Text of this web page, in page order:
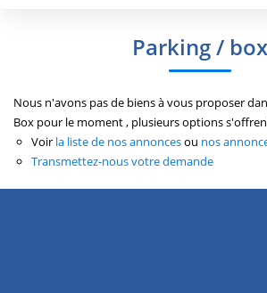
Qui Sommes Nous
Nos Actualités
Budget max
Créer une alerte
Parking / box
Nous n'avons pas de biens à vous proposer
Box pour le moment , plusieurs options
Voir la liste de nos annoncesou nos
Transmettez-nous votre demande